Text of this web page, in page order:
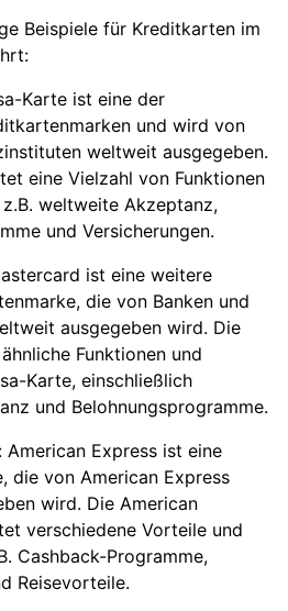
Beispiele für Kreditkarten im
Karte ist eine der
und wird von
weltweit ausgegeben.
eine Vielzahl von Funktionen
weltweite Akzeptanz,
und Versicherungen.
ist eine weitere
die von Banken und
ausgegeben wird. Die
Funktionen und
Karte, einschließlich
und Belohnungsprogramme.
American Express ist eine
die von American Express
wird. Die American
verschiedene Vorteile und
Cashback-Programme,
Reisevorteile.